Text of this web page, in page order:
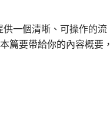
一個清晰、可操作的流
篇要帶給你的內容概要，